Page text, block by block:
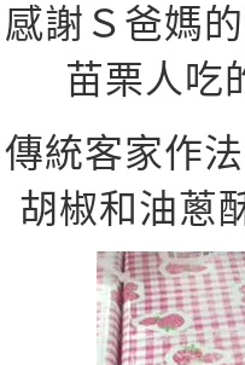
感謝Ｓ爸媽
苗栗人吃
傳統客家作
胡椒和油蔥